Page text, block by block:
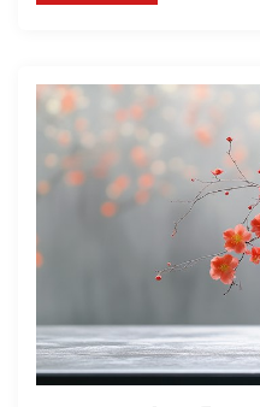
Quel